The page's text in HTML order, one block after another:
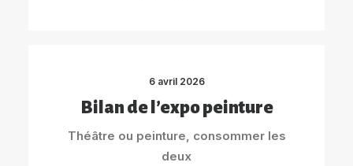
6 avril 2026
Bilan de l’expo peinture
Théâtre ou peinture, consommer les
deux